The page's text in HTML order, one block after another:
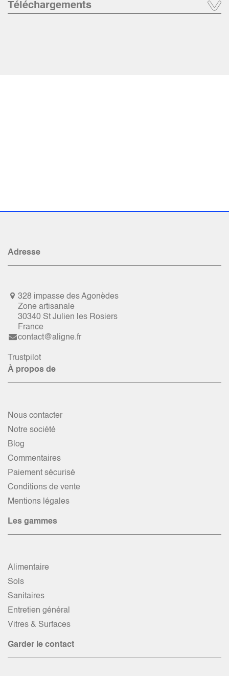
Téléchargements
Adresse
328 impasse des Agonèdes
Zone artisanale
30340 St Julien les Rosiers
France
contact@aligne.fr
Trustpilot
À propos de
Nous contacter
Notre société
Blog
Commentaires
Paiement sécurisé
Conditions de vente
Mentions légales
Les gammes
Alimentaire
Sols
Sanitaires
Entretien général
Vitres & Surfaces
Garder le contact